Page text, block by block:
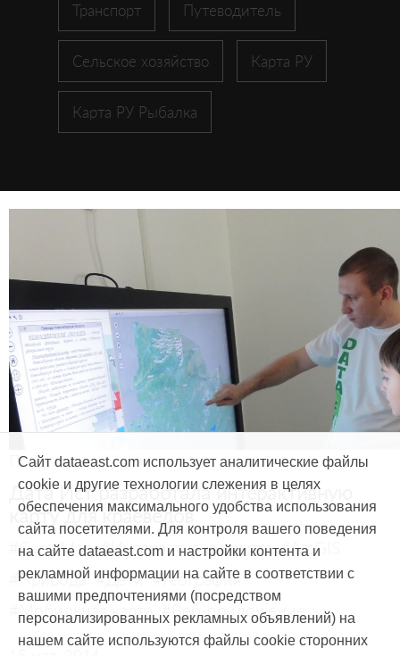
Транспорт Путеводитель
Сельское хозяйство Карта РУ
Карта РУ Рыбалка
Продукты и услуги
Дата Ист разработала интерактивную
карту для краеведов
#CarryMap #Интерактивная карта #ArcGIS
#Природа #Дети #География
#Мобильная карта #Веб-приложение
Сайт dataeast.com использует аналитические файлы
cookie и другие технологии слежения в целях
обеспечения максимального удобства использования
сайта посетителями. Для контроля вашего поведения
на сайте dataeast.com и настройки контента и
рекламной информации на сайте в соответствии с
вашими предпочтениями (посредством
персонализированных рекламных объявлений) на
нашем сайте используются файлы cookie сторонних